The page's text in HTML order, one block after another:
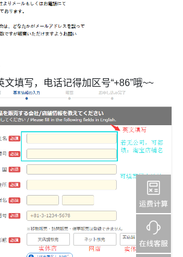
文填写，电话记得加区号“+86”哦~~